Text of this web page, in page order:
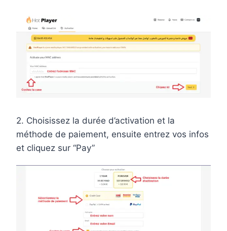
2. Choisissez la durée d’activation et la
méthode de paiement, ensuite entrez vos infos
et cliquez sur “Pay”